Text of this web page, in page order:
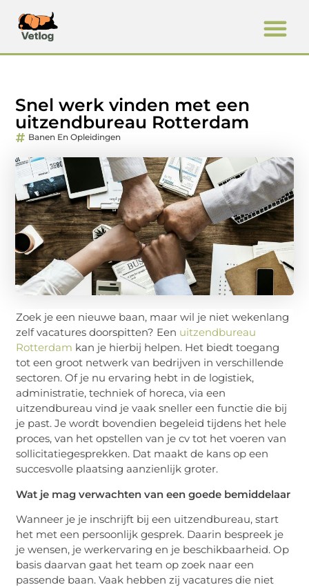
Snel werk vinden met een
uitzendbureau Rotterdam
Banen En Opleidingen
Zoek je een nieuwe baan, maar wil je niet wekenlang
zelf vacatures doorspitten? Een uitzendbureau
Rotterdam kan je hierbij helpen. Het biedt toegang
tot een groot netwerk van bedrijven in verschillende
sectoren. Of je nu ervaring hebt in de logistiek,
administratie, techniek of horeca, via een
uitzendbureau vind je vaak sneller een functie die bij
je past. Je wordt bovendien begeleid tijdens het hele
proces, van het opstellen van je cv tot het voeren van
sollicitatiegesprekken. Dat maakt de kans op een
succesvolle plaatsing aanzienlijk groter.
Wat je mag verwachten van een goede bemiddelaar
Wanneer je je inschrijft bij een uitzendbureau, start
het met een persoonlijk gesprek. Daarin bespreek je
je wensen, je werkervaring en je beschikbaarheid. Op
basis daarvan gaat het team op zoek naar een
passende baan. Vaak hebben zij vacatures die niet